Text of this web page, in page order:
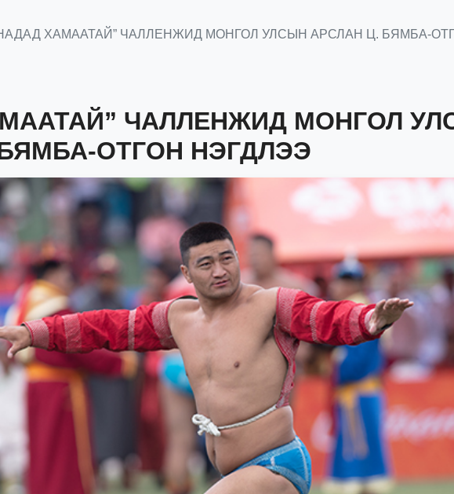
ХАМААТАЙ” ЧАЛЛЕНЖИД МОНГОЛ УЛСЫН АРСЛАН Ц. БЯМБА-
ЧАЛЛЕНЖИД МОНГОЛ
ОТГОН НЭГДЛЭЭ